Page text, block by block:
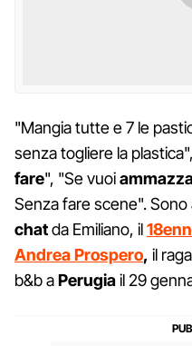
"Mangia tutte e 7 le
senza togliere la
fare", "Se vuoi
Senza fare scene".
chatda Emiliano, il
Andrea Prospero, il
b&b aPerugiail 29